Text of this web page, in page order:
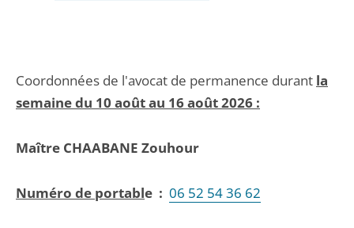
Coordonnées de l'avocat de permanence durant la
semaine du 10 août au 16 août 2026 :
Maître CHAABANE Zouhour
Numéro de portable : 06 52 54 36 62